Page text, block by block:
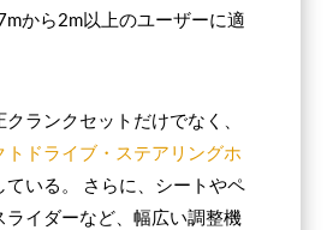
から2m以上のユーザーに適
ランクセットだけでなく、
トドライブ・ステアリングホ
ている。 さらに、シートやペ
ライダーなど、幅広い調整機